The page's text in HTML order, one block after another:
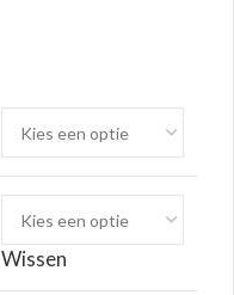
Wissen